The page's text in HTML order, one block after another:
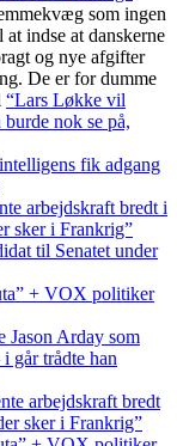
som ingen
indse at danskerne
og nye afgifter
De er for dumme
“Lars Løkke vil
nok se på,
fik adgang
arbejdskraft bredt i
sker i Frankrig”
til Senatet under
+ VOX politiker
Jason Arday som
går trådte han
arbejdskraft bredt
sker i Frankrig”